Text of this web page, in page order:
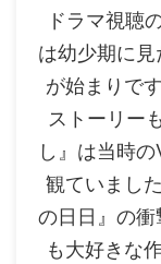
ドラマ視聴
は幼少期に
が始まりで
ストーリー
し』は当時
観ていまし
の日日』の
も大好きな